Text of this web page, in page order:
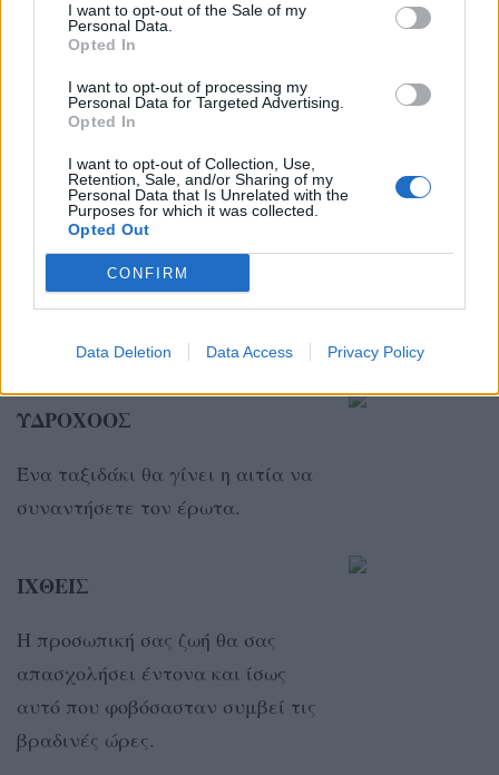
I want to opt-out of the Sale of my
Personal Data.
Opted In
I want to opt-out of processing my
Personal Data for Targeted Advertising.
Opted In
I want to opt-out of Collection, Use,
Retention, Sale, and/or Sharing of my
Personal Data that Is Unrelated with the
Purposes for which it was collected.
Opted Out
CONFIRM
Data Deletion Data Access Privacy Policy
ΤΟΞΟΤΗΣ
Είναι η στιγμή για στρατηγική και
ΑΙΓΟΚΕΡΩΣ
Βρίσκεστε σε μια περίοδο
ανατροπών και θα πρέπει να
είστε αρκετά προσεκτικοί!
ΥΔΡΟΧΟΟΣ
Ένα ταξιδάκι θα γίνει η αιτία να
συναντήσετε τον έρωτα.
ΙΧΘΕΙΣ
Η προσωπική σας ζωή θα σας
απασχολήσει έντονα και ίσως
αυτό που φοβόσασταν συμβεί τις
βραδινές ώρες.